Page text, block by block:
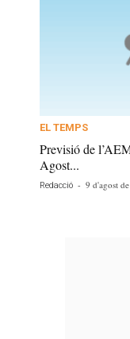
EL TEMPS
Previsió de
Agost...
Redacció - 9 d'agost